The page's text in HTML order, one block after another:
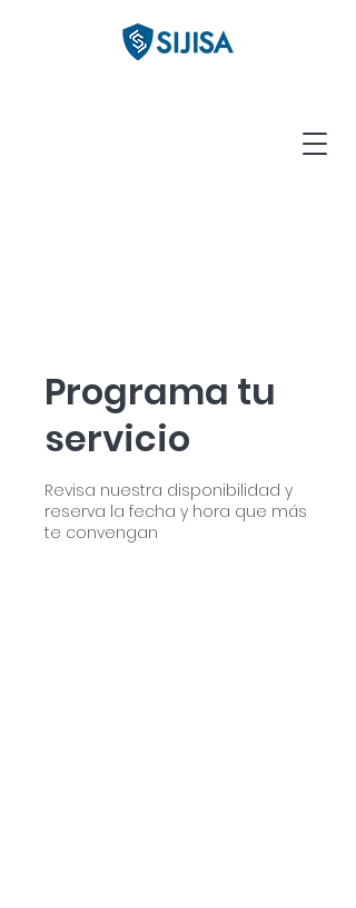
Programa tu
servicio
Revisa nuestra disponibilidad y
reserva la fecha y hora que más
te convengan